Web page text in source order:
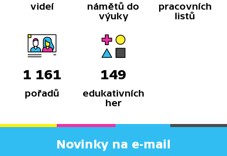
videí
námětů do
výuky
pracovních
listů
1 161
pořadů
149
edukativních
her
Novinky na e-mail